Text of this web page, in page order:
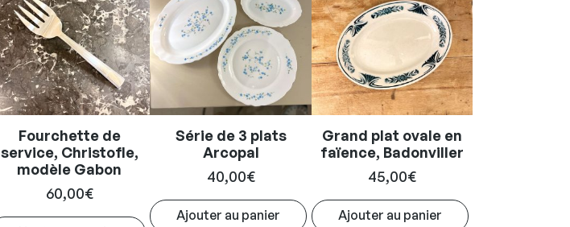
Fourchette de
service, Christofle,
modèle Gabon
60,00€
Série de 3 plats
Arcopal
40,00€
Ajouter au panier
Grand plat ovale en
faïence, Badonviller
45,00€
Ajouter au panier